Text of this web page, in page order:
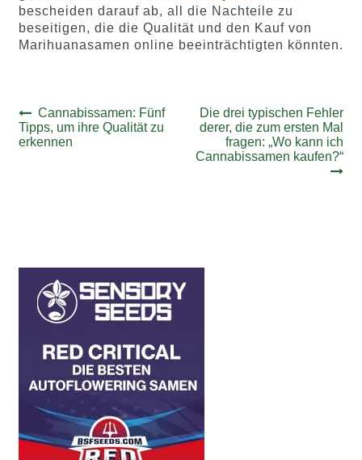
bescheiden darauf ab, all die Nachteile zu
beseitigen, die die Qualität und den Kauf von
Marihuanasamen online beeinträchtigten könnten.
Beitrags-
Navigation
Vorheriger
Beitrag:
Cannabissamen: Fünf
Tipps, um ihre Qualität zu
erkennen
Nächster
Beitrag:
Die drei typischen Fehler
derer, die zum ersten Mal
fragen: „Wo kann ich
Cannabissamen kaufen?“